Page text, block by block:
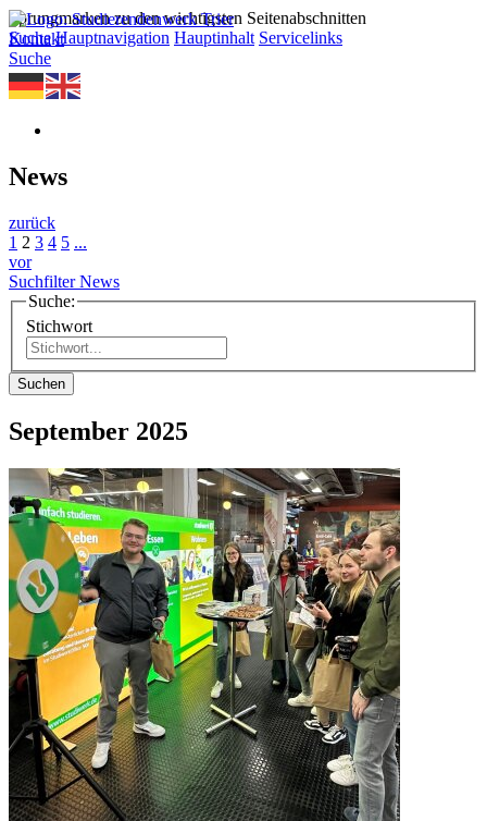
Sprungmarken zu den wichtigsten Seitenabschnitten
Suche Hauptnavigation Hauptinhalt Servicelinks
Kontakt
Suche
News
zurück
1 2 3 4 5 ...
vor
Suchfilter News
Suche:
Stichwort
Suchen
September 2025